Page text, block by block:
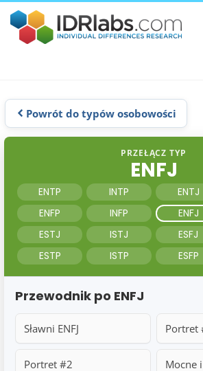
Powrót do typów osobowości
PRZEŁĄCZ TYP
ENFJ
ENTP INTP ENTJ
ENFP
INFP ENFJ
ESTJ
ISTJ ESFJ
ESTP
ISTP ESFP
Przewodnik po ENFJ
Sławni ENFJ Portret
Portret #2 Mocne